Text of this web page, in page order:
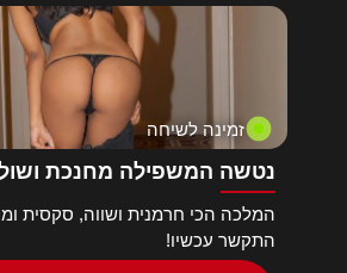
זמינה לשיחה
נטשה המשפילה מחנכת
המלכה הכי חרמנית ושווה, סקסית
התקשר עכשיו!